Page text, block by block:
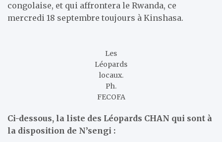
congolaise, et qui affrontera le Rwanda, ce
mercredi 18 septembre toujours à Kinshasa.
Les
Léopards
locaux.
Ph.
FECOFA
Ci-dessous, la liste des Léopards CHAN qui sont à
la disposition de N’sengi :